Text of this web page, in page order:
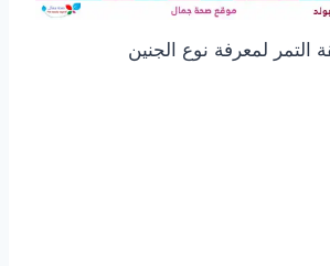
التمر لمعرفة نوع الجنين